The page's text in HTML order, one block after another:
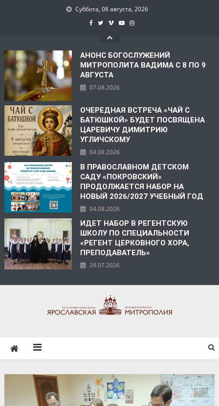
Суббота, 08 августа, 2026
АНОНС БОГОСЛУЖЕНИЙ
МИТРОПОЛИТА ВАДИМА С 8 ПО 9
АВГУСТА
07.08.2026
ОЧЕРЕДНАЯ ВСТРЕЧА «ЧАЙ С
БАТЮШКОЙ» БУДЕТ ПОСВЯЩЕНА
ЦАРЕВИЧУ ДИМИТРИЮ
УГЛИЧСКОМУ
04.08.2026
В ПРАВОСЛАВНОМ ДЕТСКОМ
САДУ «ПОКРОВСКИЙ»
ПРОДОЛЖАЕТСЯ НАБОР НА
НОВЫЙ 2026/2027 УЧЕБНЫЙ ГОД
04.08.2026
ИДЕТ НАБОР В РЕГЕНТСКУЮ
ШКОЛУ ПО СПЕЦИАЛЬНОСТИ
«РЕГЕНТ ЦЕРКОВНОГО ХОРА,
ПРЕПОДАВАТЕЛЬ»
29.07.2026